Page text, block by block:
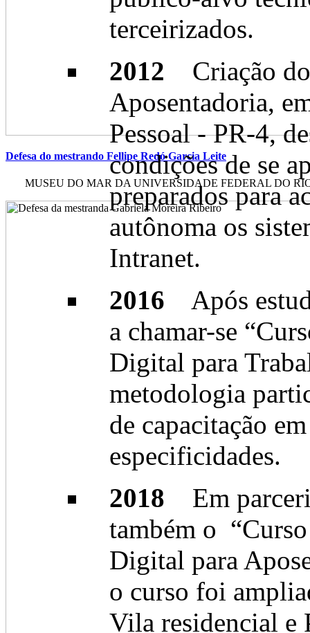
Defesa do mestrando Fellipe Redó Garcia Leite
MUSEU DO MAR DA UNIVERSIDADE FEDERAL DO
terceirizados.
2012
Criação
Aposentadoria,
Pessoal - PR-4,
condições de se
preparados para
autônoma os
Intranet.
2016
Após
a chamar-se
Digital para
metodologia
de capacitação
especificidades.
2018 Em
também o
Digital para
o curso foi
Vila residencial e